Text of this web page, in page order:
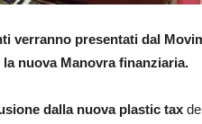
verranno presentati dal
nuova Manovra finanziaria.
dalla nuova plastic tax